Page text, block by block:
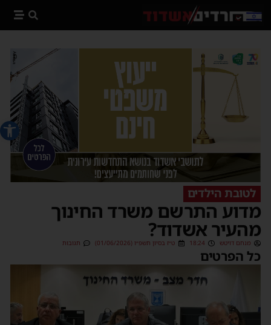
פתח
לטובת הילדים
מדוע התרשם משרד החינוך
מהעיר אשדוד?
מנחם דויטש 18:24 ט״ז בסיון תשפ״ו (01/06/2026) תגובות
כל הפרטים